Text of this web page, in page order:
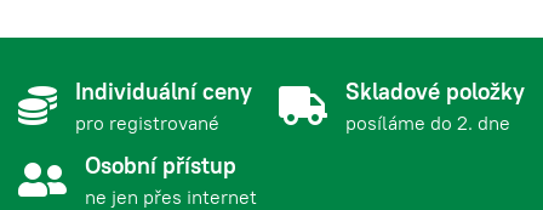
Individuální ceny
pro registrované
Skladové položky
posíláme do 2. dne
Osobní přístup
ne jen přes internet